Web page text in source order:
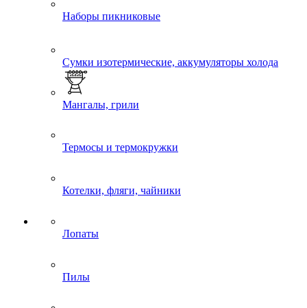
Наборы пикниковые
Сумки изотермические, аккумуляторы холода
Мангалы, грили
Термосы и термокружки
Котелки, фляги, чайники
Лопаты
Пилы